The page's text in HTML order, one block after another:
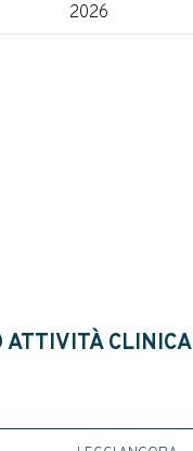
2026
2016
ATTIVITÀ CLINICA